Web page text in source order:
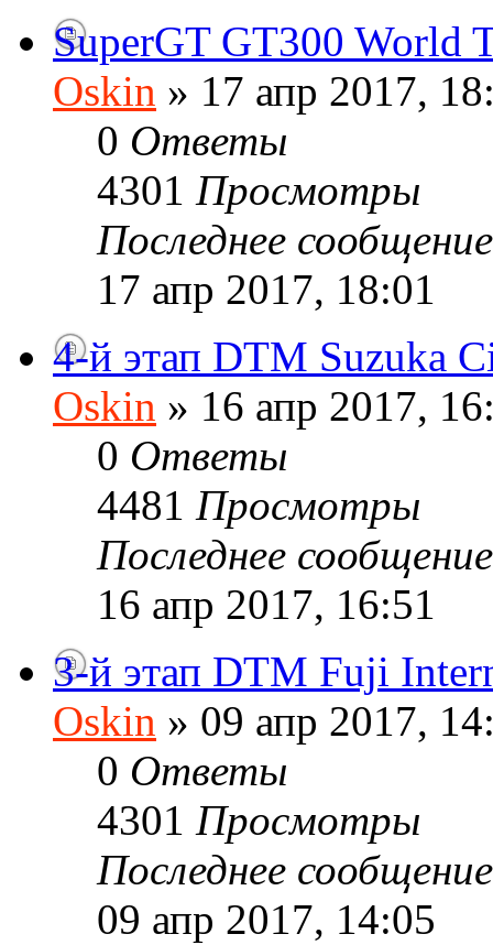
SuperGT GT300 World
Oskin » 17 апр 2017,
0 Ответы
4301 Просмотры
Последнее
17 апр 2017, 18:01
4-й этап DTM Suzuka
Oskin » 16 апр 2017,
0 Ответы
4481 Просмотры
Последнее
16 апр 2017, 16:51
3-й этап DTM Fuji
Oskin » 09 апр 2017,
0 Ответы
4301 Просмотры
Последнее
09 апр 2017, 14:05